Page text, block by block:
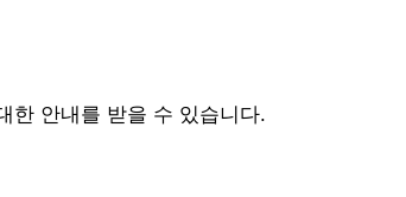
한 안내를 받을 수 있습니다.